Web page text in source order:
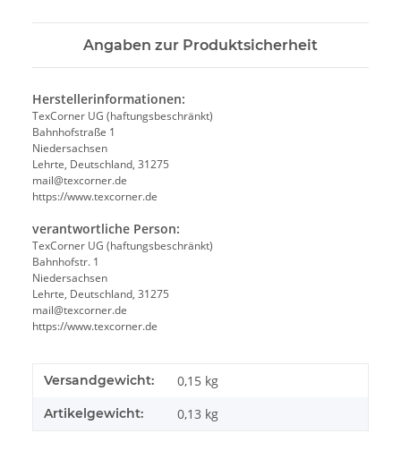
Angaben zur Produktsicherheit
Herstellerinformationen:
TexCorner UG (haftungsbeschränkt)
Bahnhofstraße 1
Niedersachsen
Lehrte, Deutschland, 31275
mail@texcorner.de
https://www.texcorner.de
verantwortliche Person:
TexCorner UG (haftungsbeschränkt)
Bahnhofstr. 1
Niedersachsen
Lehrte, Deutschland, 31275
mail@texcorner.de
https://www.texcorner.de
Versandgewicht: 0,15 kg
Artikelgewicht: 0,13 kg